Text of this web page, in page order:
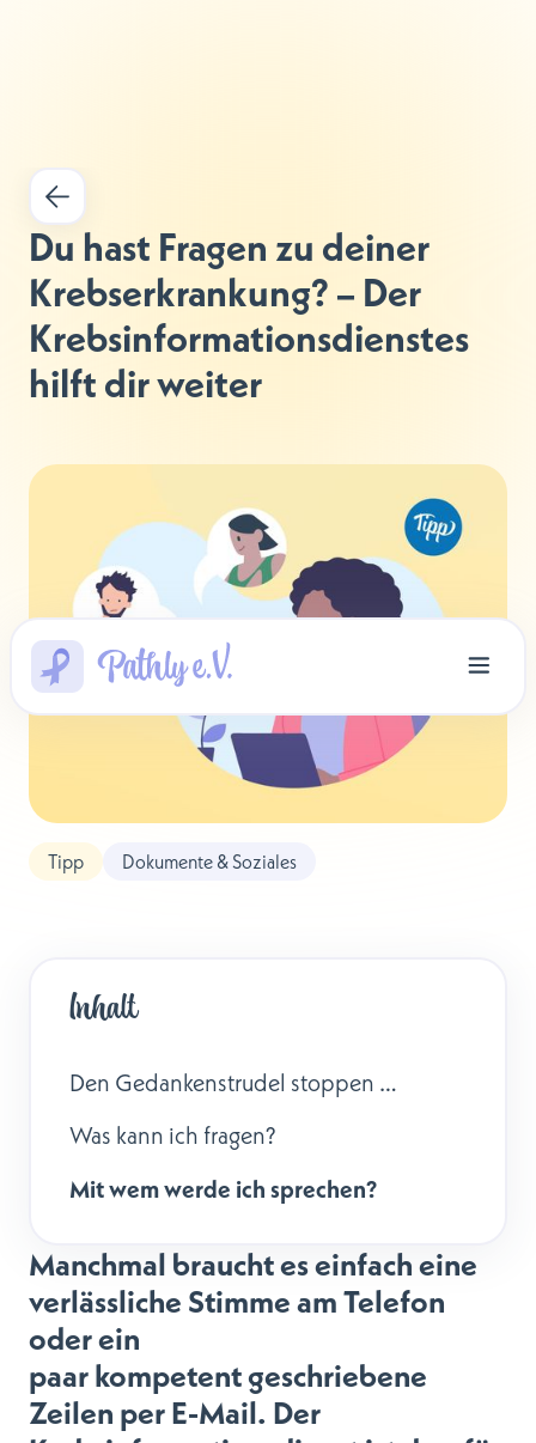
Du hast Fragen zu deiner
Krebserkrankung? – Der
Krebsinformationsdienstes
hilft dir weiter
Tipp Dokumente & Soziales
Manchmal braucht es einfach eine
verlässliche Stimme am Telefon
oder ein
paar kompetent geschriebene
Zeilen per E-Mail. Der
Inhalt
Den Gedankenstrudel stoppen …
Was kann ich fragen?
Mit wem werde ich sprechen?